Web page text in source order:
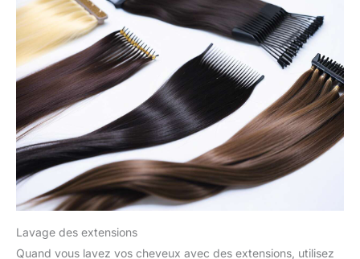
Lavage des extensions
Quand vous lavez vos cheveux avec des extensions, utilisez